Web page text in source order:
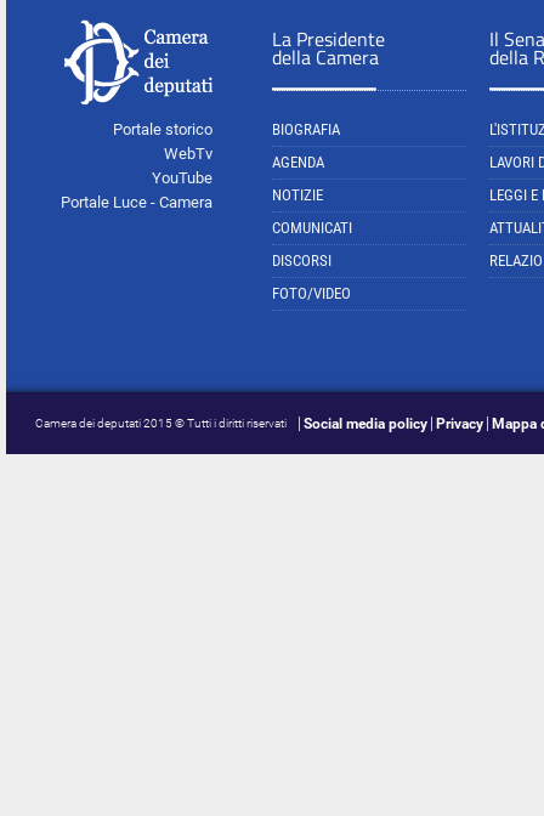
Portale storico
WebTv
YouTube
Portale Luce - Camera
La Presidente
della Camera
BIOGRAFIA
AGENDA
NOTIZIE
COMUNICATI
DISCORSI
FOTO/VIDEO
Il
della
LAVORI
LEGGI E
Camera dei deputati 2015 © Tutti i diritti riservati Social media policy Privacy Mappa